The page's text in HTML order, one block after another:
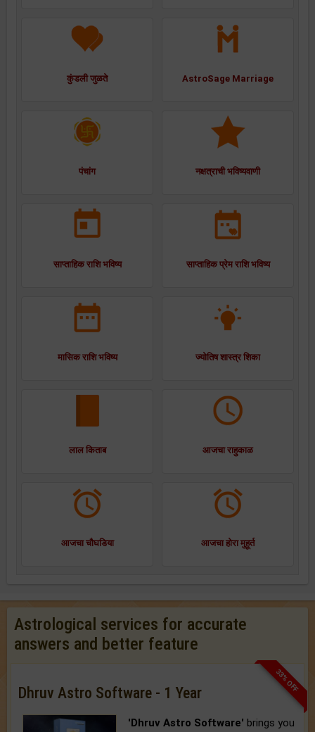
कुंडली जुळते AstroSage Marriage
पंचांग नक्षत्राची भविष्यवाणी
साप्ताहिक राशि भविष्य साप्ताहिक प्रेम राशि भविष्य
मासिक राशि भविष्य ज्योतिष शास्त्र शिका
लाल किताब आजचा राहुकाळ
आजचा चौघडिया आजचा होरा मुहूर्त
Astrological services for accurate
answers and better feature
33% OFF
Dhruv Astro Software - 1 Year
'Dhruv Astro Software' brings you